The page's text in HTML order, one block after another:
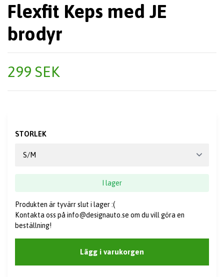
Flexfit Keps med JE
brodyr
299 SEK
STORLEK
I lager
Produkten är tyvärr slut i lager :(
Kontakta oss på info@designauto.se om du vill göra en
beställning!
Lägg i varukorgen